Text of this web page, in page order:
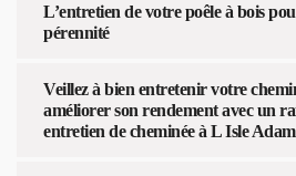
L’entretien de votre poêle à bois
pérennité
Veillez à bien entretenir votre
améliorer son rendement avec un
entretien de cheminée à L Isle Adam